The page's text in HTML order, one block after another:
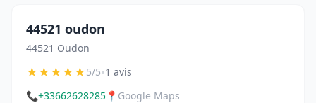
44521 oudon
44521 Oudon
★★★★★5/5•1 avis
📞+33662628285 📍 Google Maps